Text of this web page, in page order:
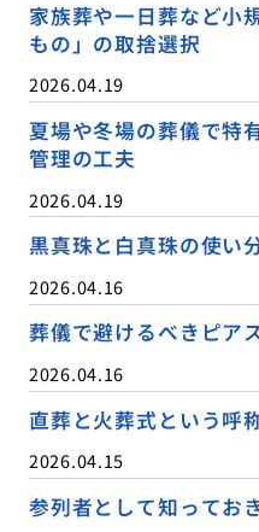
家族葬や一日葬など小
もの」の取捨選択
2026.04.19
夏場や冬場の葬儀で特
管理の工夫
2026.04.19
黒真珠と白真珠の使い
2026.04.16
葬儀で避けるべきピア
2026.04.16
直葬と火葬式という呼
2026.04.15
参列者として知ってお